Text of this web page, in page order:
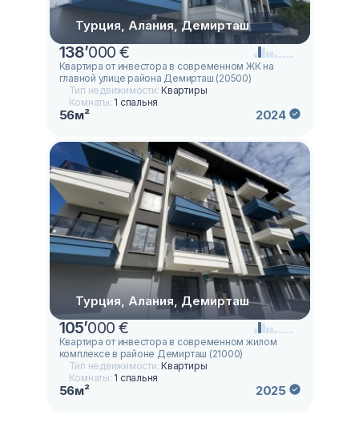
Турция, Алания, Демирташ
138’000 €
Квартира от инвестора в современном ЖК на
главной улице района Демирташ (20500)
Тип недвижимости:Квартиры
Комнаты: 1 спальня
56м² 2024
Турция, Алания, Демирташ
105’000 €
Квартира от инвестора в современном жилом
комплексе в районе Демирташ (21000)
Тип недвижимости:Квартиры
Комнаты: 1 спальня
56м² 2025